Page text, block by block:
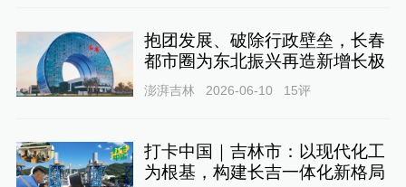
抱团发展、破除行政壁垒，长春
都市圈为东北振兴再造新增长极
澎湃吉林 2026-06-10 15评
打卡中国｜吉林市：以现代化工
为根基，构建长吉一体化新格局